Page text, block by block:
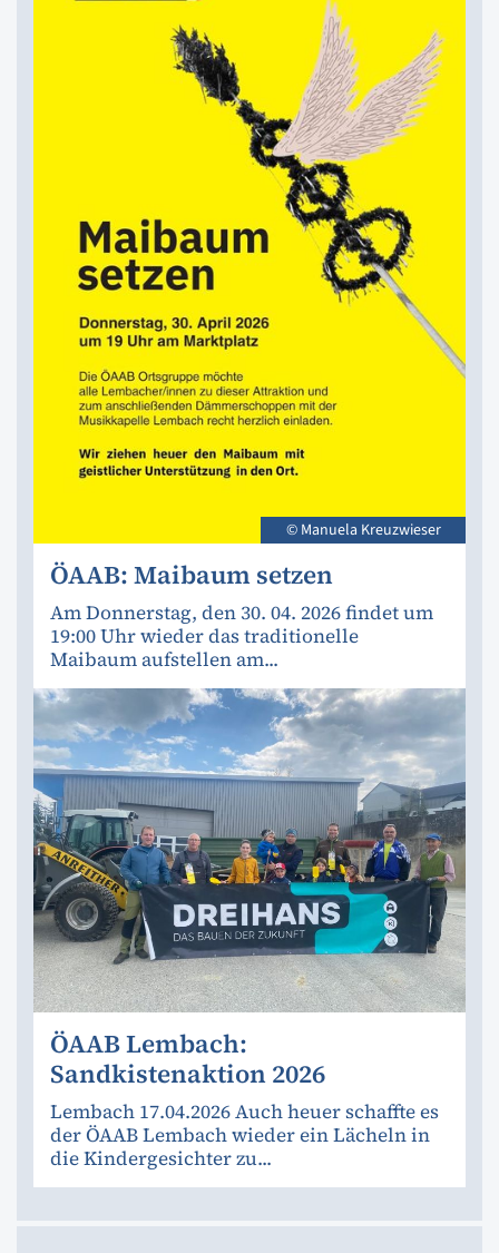
© Manuela Kreuzwieser
ÖAAB: Maibaum setzen
Am Donnerstag, den 30. 04. 2026 findet um
19:00 Uhr wieder das traditionelle
Maibaum aufstellen am...
ÖAAB Lembach:
Sandkistenaktion 2026
Lembach 17.04.2026 Auch heuer schaffte es
der ÖAAB Lembach wieder ein Lächeln in
die Kindergesichter zu...